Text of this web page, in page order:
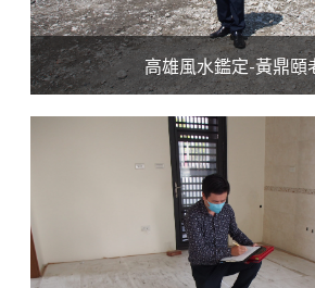
高雄風水鑑定-黃鼎頤